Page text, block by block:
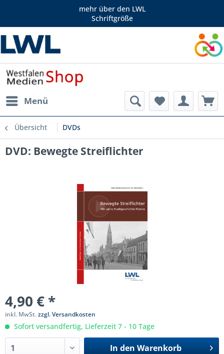
mehr über den LWL
Schriftgröße
Menü
Übersicht DVDs
DVD: Bewegte Streiflichter
4,90 € *
inkl. MwSt.zzgl. Versandkosten
Sofort versandfertig, Lieferzeit 7 - 10 Tage
In den Warenkorb